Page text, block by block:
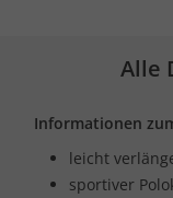
Alle
Informationen
leicht
sportiver